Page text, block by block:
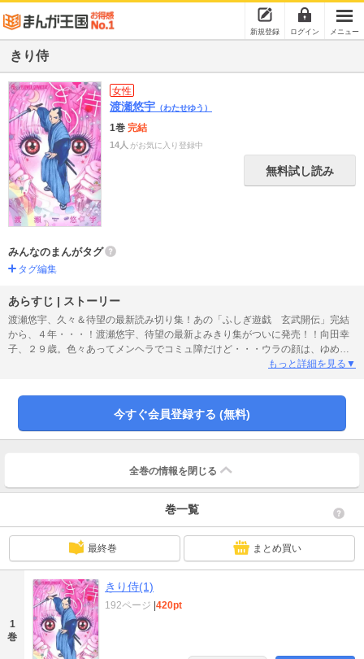
新規登録 ログイン メニュー
きり侍
女性
渡瀬悠宇 （わたせゆう）
1巻 完結
14人 がお気に入り登録中
無料試し読み
みんなのまんがタグ
タグ編集
あらすじ | ストーリー
渡瀬悠宇、久々＆待望の最新読み切り集！あの「ふしぎ遊戯 玄武開伝」完結
から、４年・・・！渡瀬悠宇、待望の最新よみきり集がついに発売！！向田幸
子、２９歳。色々あってメンヘラでコミュ障だけど・・・ウラの顔は、ゆめか
わいい”ひめP”。そんな幸子がある日、問題大アリの母親から受け取ったある品
後編１１０ページの長編、表題作「きり侍」を始めスタッフ達との合作「ホン
マ怪談」や、異色作「あの子猫の未来を私は知らない」も同時収録！！コワい
ほど胸に刺さる、スペシャル読み切り集です！！
もっと詳細を見る▼
今すぐ会員登録する (無料)
全巻の情報を 閉じる
巻一覧
最終巻 まとめ買い
1
巻
きり侍(1)
192ページ 420pt